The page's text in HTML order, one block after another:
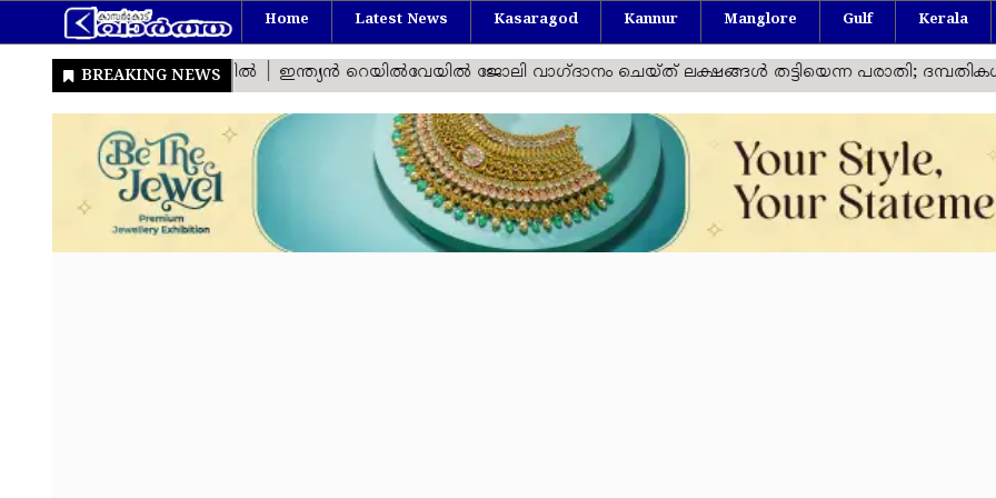
Home Latest News Kasaragod Kannur Manglore Gulf Kerala